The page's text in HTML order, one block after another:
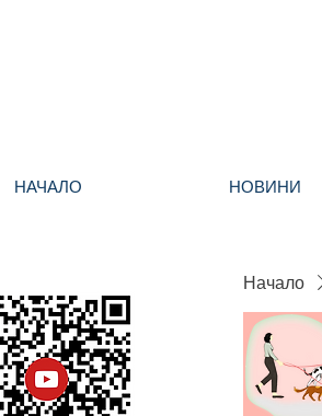
НАЧАЛО НОВИНИ
Начало